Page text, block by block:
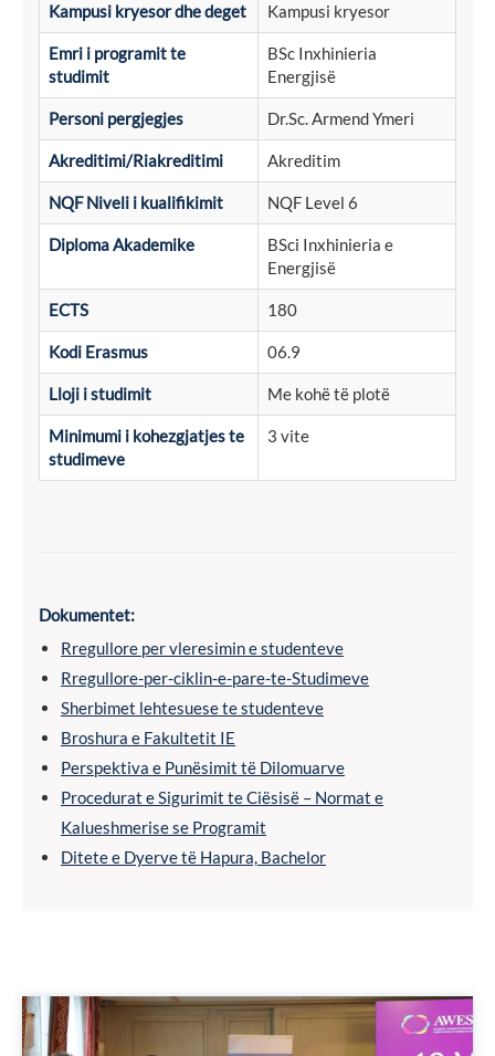
Kampusi kryesor dhe deget Kampusi kryesor
Emri i programit te
studimit
BSc Inxhinieria
Energjisë
Personi pergjegjes Dr.Sc. Armend Ymeri
Akreditimi/Riakreditimi Akreditim
NQF Niveli i kualifikimit NQF Level 6
Diploma Akademike
BSci Inxhinieria e
Energjisë
ECTS 180
Kodi Erasmus 06.9
Lloji i studimit Me kohë të plotë
Minimumi i kohezgjatjes te
studimeve
3 vite
Dokumentet:
Rregullore per vleresimin e studenteve
Rregullore-per-ciklin-e-pare-te-Studimeve
Sherbimet lehtesuese te studenteve
Broshura e Fakultetit IE
Perspektiva e Punësimit të Dilomuarve
Procedurat e Sigurimit te Ciësisë – Normat e
Kalueshmerise se Programit
Ditete e Dyerve të Hapura, Bachelor